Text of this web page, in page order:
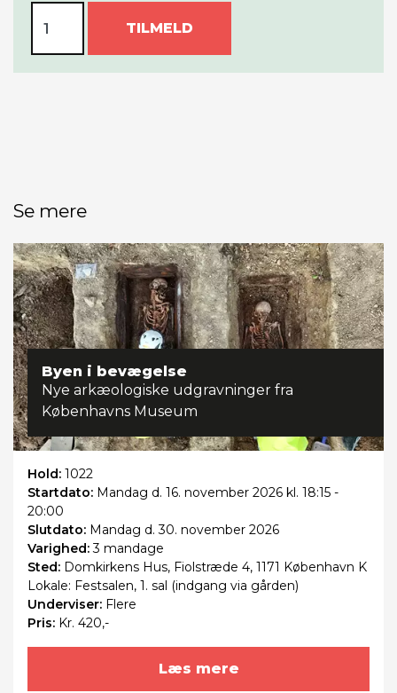
TILMELD
Se mere
Byen i bevægelse
Nye arkæologiske udgravninger fra
Københavns Museum
Hold: 1022
Startdato: Mandag d. 16. november 2026 kl. 18:15 -
20:00
Slutdato: Mandag d. 30. november 2026
Varighed:3 mandage
Sted: Domkirkens Hus, Fiolstræde 4, 1171 København K
Lokale: Festsalen, 1. sal (indgang via gården)
Underviser: Flere
Pris: Kr. 420,-
Læs mere